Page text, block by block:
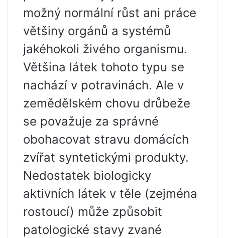
možný normální růst ani práce
většiny orgánů a systémů
jakéhokoli živého organismu.
Většina látek tohoto typu se
nachází v potravinách. Ale v
zemědělském chovu drůbeže
se považuje za správné
obohacovat stravu domácích
zvířat syntetickými produkty.
Nedostatek biologicky
aktivních látek v těle (zejména
rostoucí) může způsobit
patologické stavy zvané